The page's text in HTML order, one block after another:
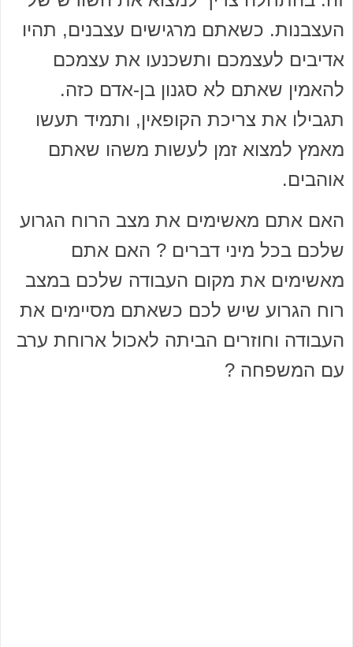
העצבנות. כשאתם מרגישים עצבנים, תהיו
אדיבים לעצמכם ותשכנעו את עצמכם
להאמין שאתם לא סגנון בן-אדם כזה.
תגבילו את צריכת הקופאין, ותמיד תעשו
מאמץ למצוא זמן לעשות משהו שאתם
אוהבים.
האם אתם מאשימים את מצב הרוח הגרוע
שלכם בכל מיני דברים ? האם אתם
מאשימים את מקום העבודה שלכם במצב
רוח הגרוע שיש לכם כשאתם מסיימים את
העבודה וחוזרים הביתה לאכול ארוחת ערב
עם המשפחה ?